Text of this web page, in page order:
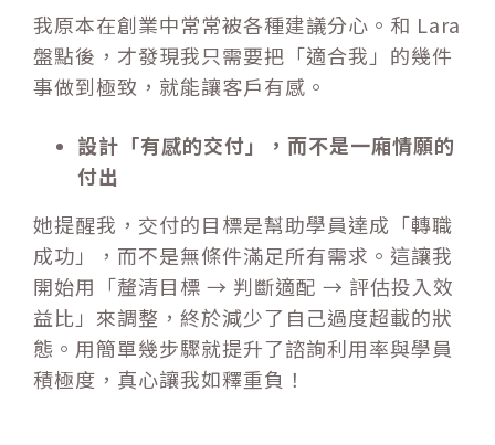
我原本在創業中常常被各種建議分心。和 Lara
盤點後，才發現我只需要把「適合我」的幾件
事做到極致，就能讓客戶有感。
設計「有感的交付」， 而不是一廂情願的
付出
她提醒我，交付的目標是幫助學員達成「轉職
成功」，而不是無條件滿足所有需求。這讓我
開始用「釐清目標 → 判斷適配 → 評估投入效
益比」來調整，終於減少了自己過度超載的狀
態。用簡單幾步驟就提升了諮詢利用率與學員
積極度，真心讓我如釋重負！